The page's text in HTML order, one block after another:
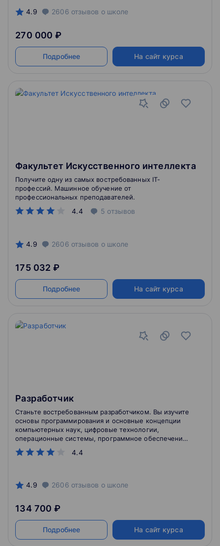
4.9 2606 отзывов о школе
270 000 ₽
Подробнее На сайт курса
Факультет Искусственного интеллекта
4.4 5 отзывов
Получите одну из самых востребованных IT-
профессий. Машинное обучение от
профессиональных преподавателей.
4.9 2606 отзывов о школе
175 032 ₽
Подробнее На сайт курса
Разработчик
4.4
Станьте востребованным разработчиком. Вы изучите
основы программирования и основные концепции
компьютерных наук, цифровые технологии,
операционные системы, программное обеспечение,
базы данных, системы аналитики, языки
программирования и многое другое. Познакомитесь
специализации и технологий, прокачаться в
выбранном направлении.
4.9 2606 отзывов о школе
134 700 ₽
Подробнее На сайт курса